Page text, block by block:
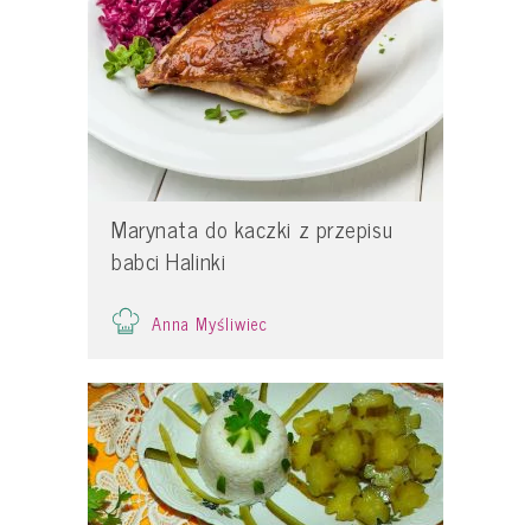
Marynata do kaczki z przepisu
babci Halinki
Anna Myśliwiec